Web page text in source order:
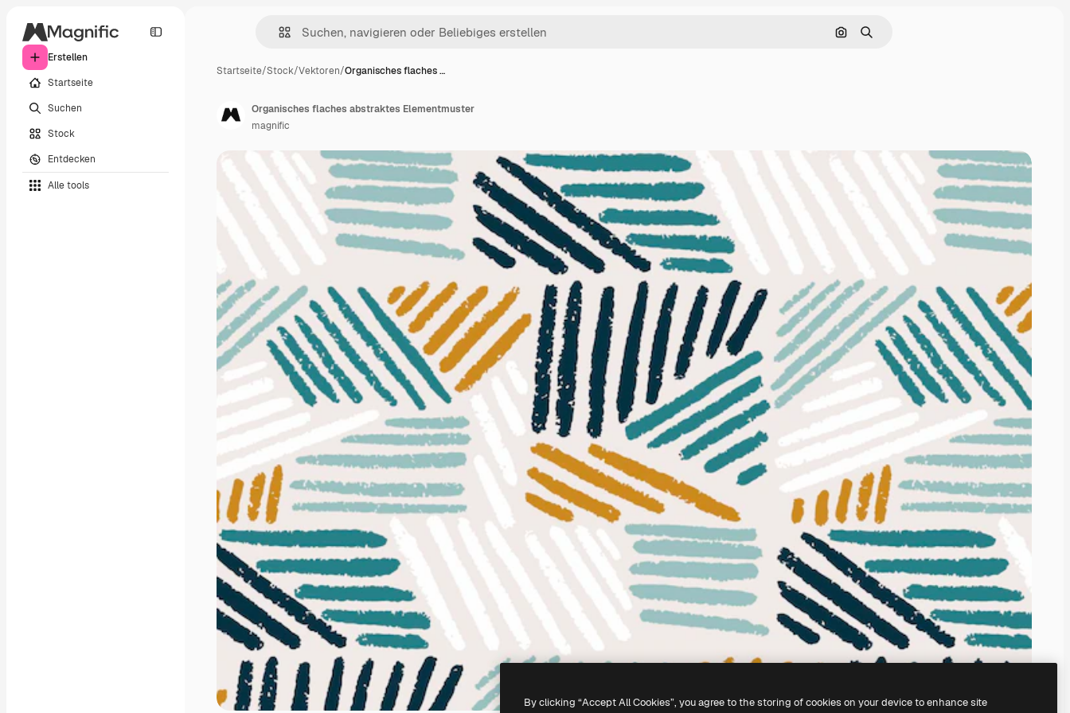
Erstellen
Startseite
Suchen
Stock
Entdecken
Alle tools
Nach Bild suchen
Suchen
Startseite/Stock/Vektoren/Organisches flaches …
Organisches flaches abstraktes Elementmuster
magnific
By clicking “Accept All Cookies”, you agree to the storing of cookies on your device to enhance site